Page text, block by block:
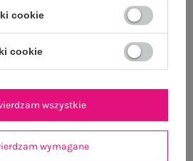
ZE STYLIZACJI
cookie
cookie
wymagane
wszystkie